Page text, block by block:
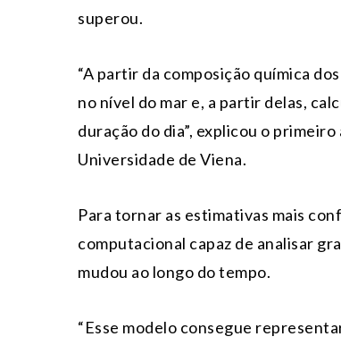
superou.
“A partir da composição química
no nível do mar e, a partir delas,
duração do dia”, explicou o
Universidade de Viena.
Para tornar as estimativas mais
computacional capaz de analisar
mudou ao longo do tempo.
“Esse modelo consegue